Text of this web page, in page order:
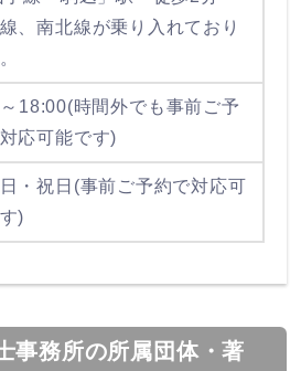
、南北線が乗り入れており
18:00(時間外でも事前ご予
応可能です)
・祝日(事前ご予約で対応可
)
事務所の所属団体・著